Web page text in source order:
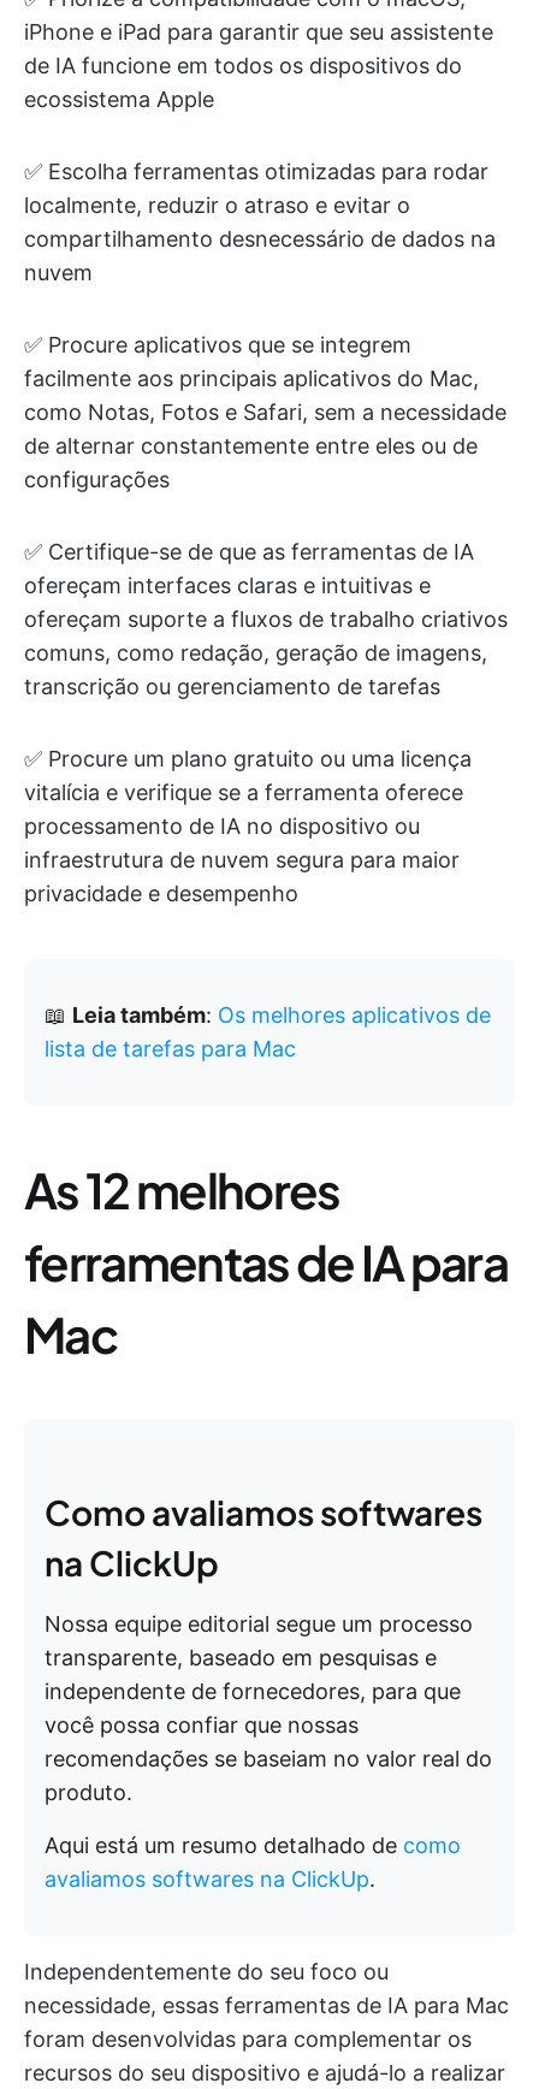
iPhone e iPad para garantir que seu assistente
de IA funcione em todos os dispositivos do
ecossistema Apple
✅ Escolha ferramentas otimizadas para rodar
localmente, reduzir o atraso e evitar o
compartilhamento desnecessário de dados na
nuvem
✅ Procure aplicativos que se integrem
facilmente aos principais aplicativos do Mac,
como Notas, Fotos e Safari, sem a necessidade
de alternar constantemente entre eles ou de
configurações
✅ Certifique-se de que as ferramentas de IA
ofereçam interfaces claras e intuitivas e
ofereçam suporte a fluxos de trabalho criativos
comuns, como redação, geração de imagens,
transcrição ou gerenciamento de tarefas
✅ Procure um plano gratuito ou uma licença
vitalícia e verifique se a ferramenta oferece
processamento de IA no dispositivo ou
infraestrutura de nuvem segura para maior
privacidade e desempenho
📖 Leia também: Os melhores aplicativos de
lista de tarefas para Mac
As 12 melhores
ferramentas de IA para
Mac
Como avaliamos softwares
na ClickUp
Nossa equipe editorial segue um processo
transparente, baseado em pesquisas e
independente de fornecedores, para que
você possa confiar que nossas
recomendações se baseiam no valor real do
produto.
Aqui está um resumo detalhado de como
avaliamos softwares na ClickUp.
Independentemente do seu foco ou
necessidade, essas ferramentas de IA para Mac
foram desenvolvidas para complementar os
recursos do seu dispositivo e ajudá-lo a realizar